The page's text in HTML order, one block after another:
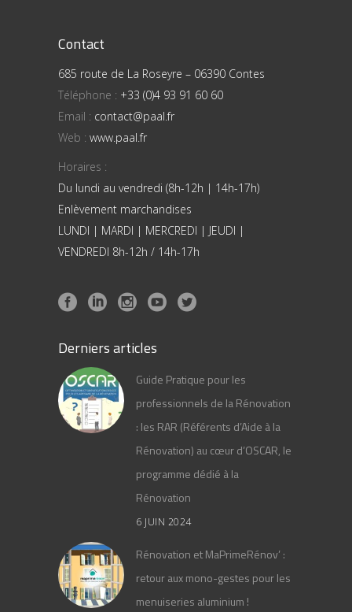
Contact
685 route de La Roseyre – 06390 Contes
Téléphone : +33 (0)4 93 91 60 60
Email : contact@paal.fr
Web : www.paal.fr
Horaires :
Du lundi au vendredi (8h-12h | 14h-17h)
Enlèvement marchandises
LUNDI | MARDI | MERCREDI | JEUDI |
VENDREDI 8h-12h / 14h-17h
Derniers articles
Guide Pratique pour les
professionnels de la Rénovation
: les RAR (Référents d’Aide à la
Rénovation) au cœur d’OSCAR, le
programme dédié à la
Rénovation
6 JUIN 2024
Rénovation et MaPrimeRénov’ :
retour aux mono-gestes pour les
menuiseries aluminium !